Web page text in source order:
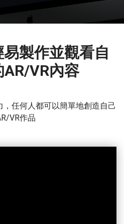
製作並觀看自
VR內容
任何人都可以簡單地創造自己
VR作品